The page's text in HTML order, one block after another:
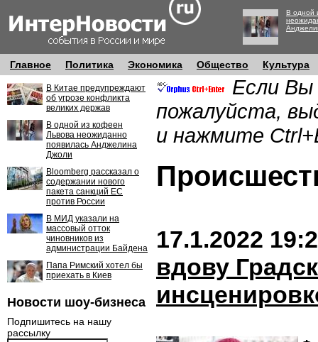
В одной
Главное Политика Экономика Общество Культура
В Китае предупреждают
об угрозе конфликта
великих держав
В одной из кофеен
Львова неожиданно
появилась Анджелина
Джоли
Bloomberg рассказал о
содержании нового
пакета санкций ЕС
против России
В МИД указали на
массовый отток
чиновников из
администрации Байдена
Папа Римский хотел бы
приехать в Киев
Новости шоу-бизнеса
Подпишитесь на нашу
рассылку
Если Вы
пожалуйста,
и нажмите
17.1.2022
вдову